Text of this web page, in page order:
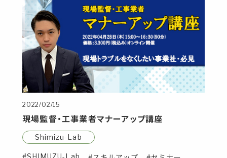
2022/02/15
現場監督・工事業者マナーアップ講座
Shimizu-Lab
SHIMUZU-Lab